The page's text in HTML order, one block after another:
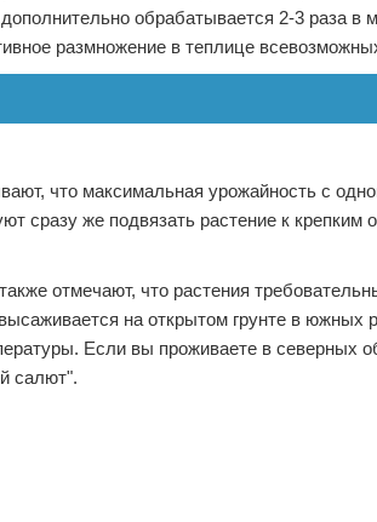
обрабатывается 2-3 раза в
размножение в теплице
что максимальная урожайность с
сразу же подвязать растение к крепким
отмечают, что растения
на открытом грунте в южных
Если вы проживаете в северных
салют".